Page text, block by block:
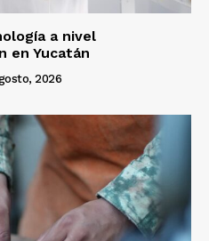
a nivel
en Yucatán
2026